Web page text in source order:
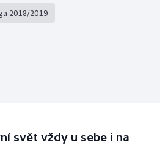
2018/2019
svět vždy u sebe i na